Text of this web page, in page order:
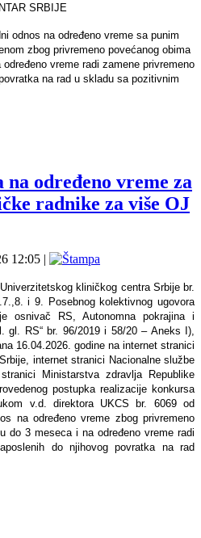
SRBIJE
odnos na određeno vreme sa punim
zbog privremeno povećanog obima
vreme radi zamene privremeno
na rad u skladu sa pozitivnim
određeno vreme za
radnike za više OJ
12:05 |
kliničkog centra Srbije br.
i 9. Posebnog kolektivnog ugovora
osnivač RS, Autonomna pokrajina i
gl. RS“ br. 96/2019 i 58/20 – Aneks I),
16.04.2026. godine na internet stranici
internet stranici Nacionalne službe
Ministarstva zdravlјa Republike
postupka realizacije konkursa
v.d. direktora UKCS br. 6069 od
na određeno vreme zbog privremeno
do 3 meseca i na određeno vreme radi
do njihovog povratka na rad